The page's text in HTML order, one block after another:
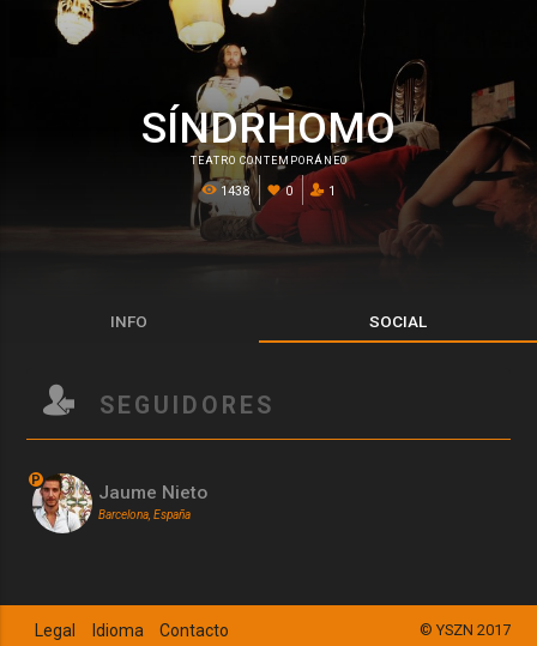
SÍNDRHOMO
TEATRO CONTEMPORÁNEO
1438 0 1
INFO SOCIAL
SEGUIDORES
P
Jaume Nieto
Barcelona, España
© YSZN 2017
Legal Idioma Contacto